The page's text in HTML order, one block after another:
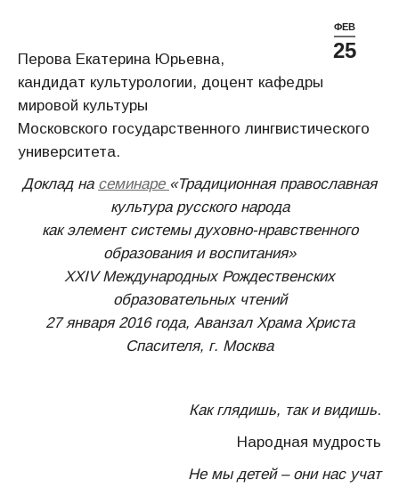
ФЕВ
25
Перова Екатерина Юрьевна,
кандидат культурологии, доцент кафедры
мировой культуры
Московского государственного лингвистического
университета.
Доклад на семинаре «Традиционная православная
культура русского народа
как элемент системы духовно-нравственного
образования и воспитания»
XXIV Международных Рождественских
образовательных чтений
27 января 2016 года, Аванзал Храма Христа
Спасителя, г. Москва
Как глядишь, так и видишь.
Народная мудрость
Не мы детей – они нас учат